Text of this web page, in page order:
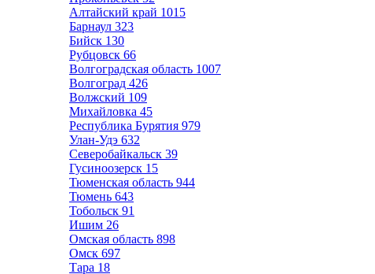
Алтайский край 1015
Барнаул 323
Бийск 130
Рубцовск 66
Волгоградская область 1007
Волгоград 426
Волжский 109
Михайловка 45
Республика Бурятия 979
Улан-Удэ 632
Северобайкальск 39
Гусиноозерск 15
Тюменская область 944
Тюмень 643
Тобольск 91
Ишим 26
Омская область 898
Омск 697
Тара 18